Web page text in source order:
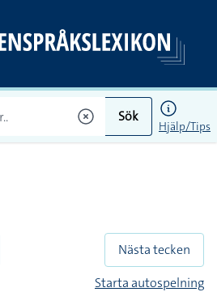
Sök
Hjälp/Tips
Nästa tecken
Starta autospelning